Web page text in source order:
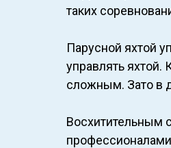
таких
Парусной яхтой
управлять
сложным. Зато в
Восхитительным